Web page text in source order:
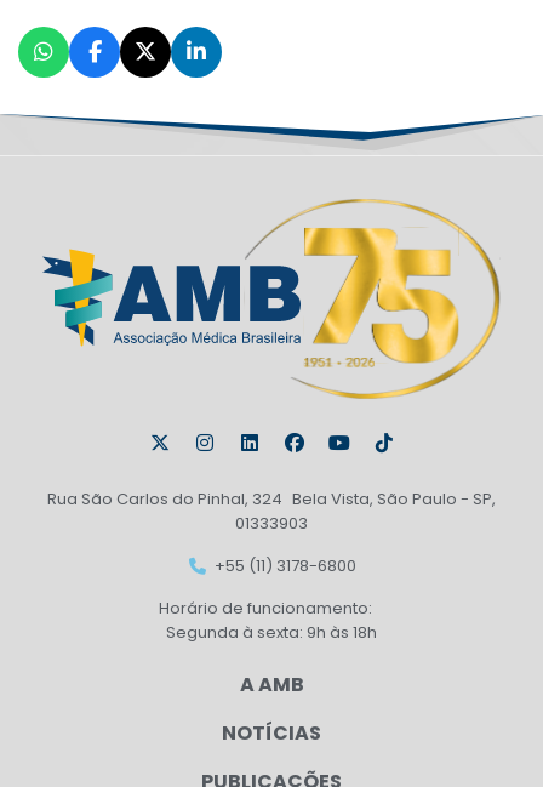
Rua São Carlos do Pinhal, 324 Bela Vista, São Paulo - SP,
01333903
+55 (11) 3178-6800
Horário de funcionamento:
Segunda à sexta: 9h às 18h
A AMB
NOTÍCIAS
PUBLICAÇÕES